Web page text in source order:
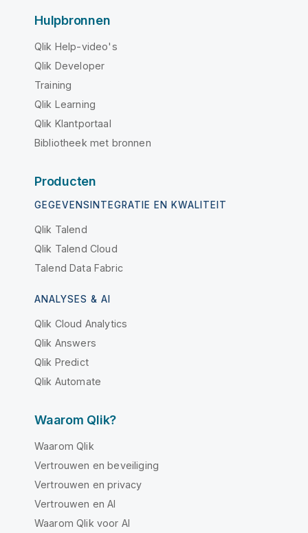
Hulpbronnen
Qlik Help-video's
Qlik Developer
Training
Qlik Learning
Qlik Klantportaal
Bibliotheek met bronnen
Producten
GEGEVENSINTEGRATIE EN KWALITEIT
Qlik Talend
Qlik Talend Cloud
Talend Data Fabric
ANALYSES & AI
Qlik Cloud Analytics
Qlik Answers
Qlik Predict
Qlik Automate
Waarom Qlik?
Waarom Qlik
Vertrouwen en beveiliging
Vertrouwen en privacy
Vertrouwen en AI
Waarom Qlik voor AI